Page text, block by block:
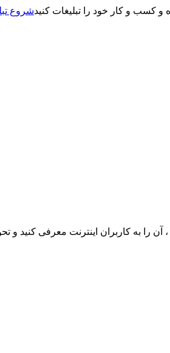
شروع
آن را به کاربران اینترنت معرفی کنید و